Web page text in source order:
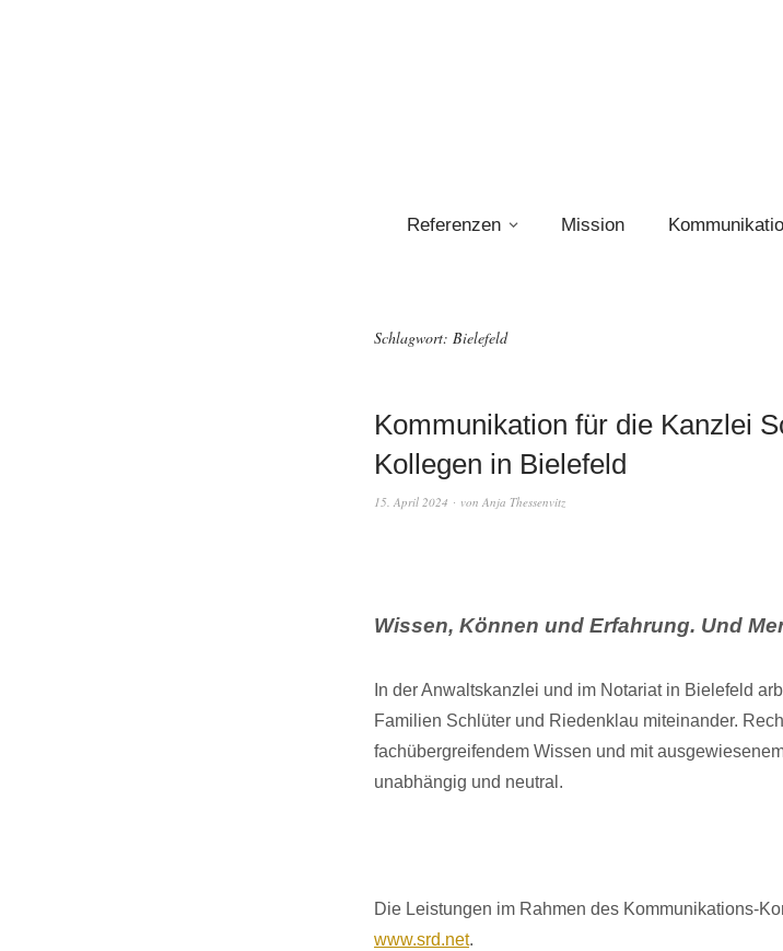
Referenzen Mission
Schlagwort: Bielefeld
Kommunikation für die Kanzlei
Kollegen in Bielefeld
15. April 2024 von Anja Thessenvitz
Wissen, Können und Erfahrung. Und
In der Anwaltskanzlei und im Notariat in Bielefeld
Familien Schlüter und Riedenklau miteinander.
fachübergreifendem Wissen und mit
unabhängig und neutral.
Die Leistungen im Rahmen des Kommunikations-
www.srd.net.